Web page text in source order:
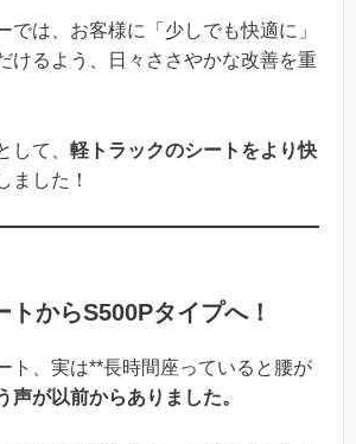
では、お客様に「少しでも快適に」
けるよう、日々ささやかな改善を重
して、 軽トラックのシートをより快
ました！
トからS500Pタイプへ！
ト、実は**長時間座っていると腰が
声が以前からありました。